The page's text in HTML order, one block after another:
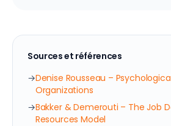
Sources et références
→Denise Rousseau –
Organizations
→Bakker & Demerouti – The Job
Resources Model